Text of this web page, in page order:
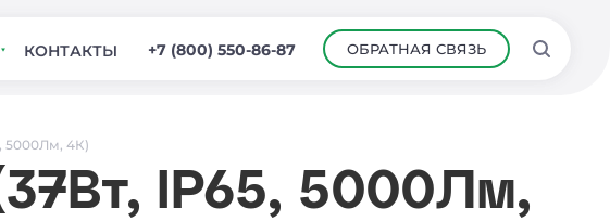
КОНТАКТЫ +7 (800) 550-86-87 ОБРАТНАЯ СВЯЗЬ
5000Лм, 4К)
IP65, 5000Лм,